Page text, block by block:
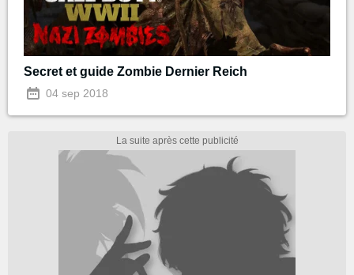
Secret et guide Zombie Dernier Reich
04 sep 2018